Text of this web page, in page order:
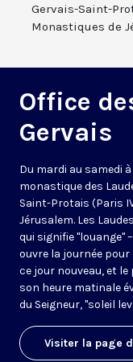
Gervais-Saint-
Monastiques de
Office
Gervais
Du mardi au samedi
monastique des
Saint-Protais (Paris
Jérusalem. Les
qui signifie "louange"
ouvre la journée pour
ce jour nouveau, et
son heure matinale
du Seigneur, "soleil
Visiter la page